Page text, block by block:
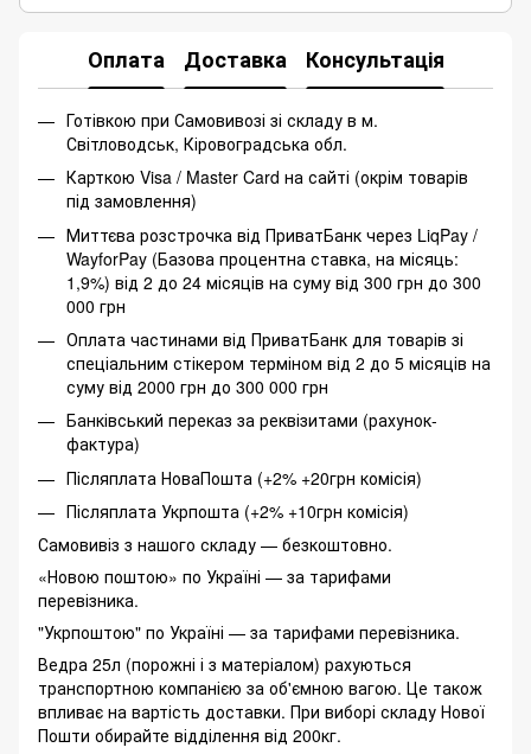
Оплата Доставка Консультація
Готівкою при Самовивозі зі складу в м.
Світловодськ, Кіровоградська обл.
Карткою Visa / Master Card на сайті (окрім товарів
під замовлення)
Миттєва розстрочка від ПриватБанк через LiqPay /
WayforPay (Базова процентна ставка, на місяць:
1,9%) від 2 до 24 місяців на суму від 300 грн до 300
000 грн
Оплата частинами від ПриватБанк для товарів зі
спеціальним стікером терміном від 2 до 5 місяців на
суму від 2000 грн до 300 000 грн
Банківський переказ за реквізитами (рахунок-
фактура)
Післяплата НоваПошта (+2% +20грн комісія)
Післяплата Укрпошта (+2% +10грн комісія)
Самовивіз з нашого складу — безкоштовно.
«Новою поштою» по Україні — за тарифами
перевізника.
"Укрпоштою" по Україні — за тарифами перевізника.
Ведра 25л (порожні і з матеріалом) рахуються
транспортною компанією за об'ємною вагою. Це також
впливає на вартість доставки. При виборі складу Нової
Пошти обирайте відділення від 200кг.